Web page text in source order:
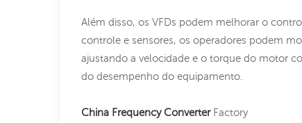
Além disso, os VFDs podem melhorar o
controle e sensores, os operadores podem
ajustando a velocidade e o torque do motor
do desempenho do equipamento.
China Frequency ConverterFactory